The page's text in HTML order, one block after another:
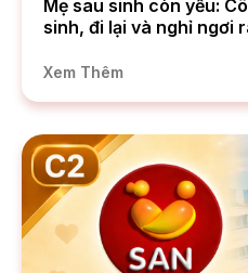
Mẹ sau sinh còn yếu:
sinh, đi lại và nghỉ ngơi
Xem Thêm